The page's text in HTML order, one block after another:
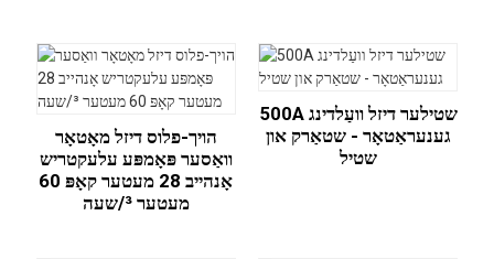
הויך-פלוס דיזל מאָטאָר
וואַסער פּאָמפּע עלעקטריש
אָנהייב 28 מעטער קאָפּ 60
מעטער ³/שעה
500A שטילער דיזל וועַלדינג
גענעראַטאָר - שטאַרק און
שטיל